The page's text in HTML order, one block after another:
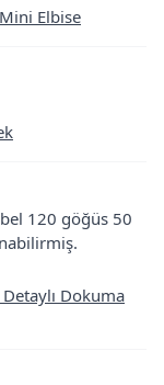
Elbise
120 göğüs 50
Dokuma